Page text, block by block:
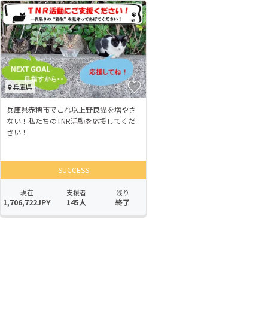
兵庫県
兵庫県赤穂市でこれ以上野良猫を増やさ
ない！私たちのTNR活動を応援してくだ
さい！
SUCCESS
現在
1,706,722JPY
支援者
145人
残り
終了